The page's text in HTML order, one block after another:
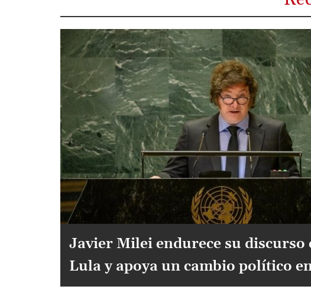
Javier Milei endurece su discurso
Lula y apoya un cambio político